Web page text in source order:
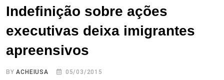
Indefinição sobre ações
executivas deixa imigrantes
apreensivos
BYACHEIUSA 05/03/2015